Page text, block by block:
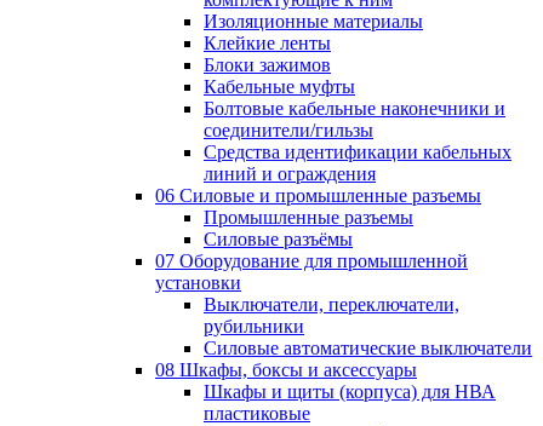
Изоляционные материалы
Клейкие ленты
Блоки зажимов
Кабельные муфты
Болтовые кабельные наконечники и
соединители/гильзы
Средства идентификации кабельных
линий и ограждения
06 Силовые и промышленные разъемы
Промышленные разъемы
Силовые разъёмы
07 Оборудование для промышленной
установки
Выключатели, переключатели,
рубильники
Силовые автоматические выключатели
08 Шкафы, боксы и аксессуары
Шкафы и щиты (корпуса) для НВА
пластиковые